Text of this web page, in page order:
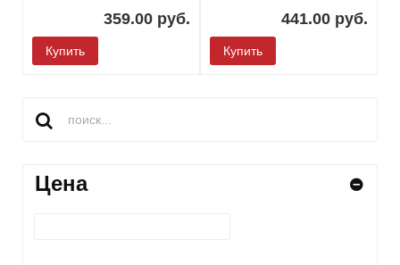
359.00 руб.
Купить
441.00 руб.
Купить
Цена